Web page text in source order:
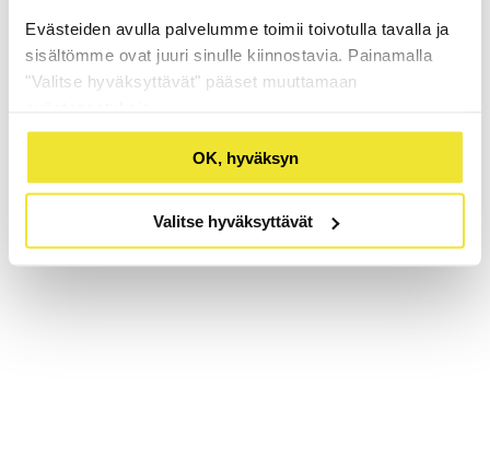
Evästeiden avulla palvelumme toimii toivotulla tavalla ja
sisältömme ovat juuri sinulle kiinnostavia. Painamalla
"Valitse hyväksyttävät" pääset muuttamaan
OK, hyväksyn
Valitse hyväksyttävät